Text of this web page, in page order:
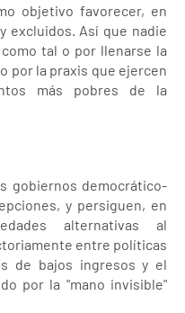
objetivo favorecer, en
excluidos. Así que nadie
tal o por llenarse la
por la praxis que ejercen
más pobres de la
gobiernos democrático-
y persiguen, en
alternativas al
entre políticas
de bajos ingresos y el
por la "mano invisible"